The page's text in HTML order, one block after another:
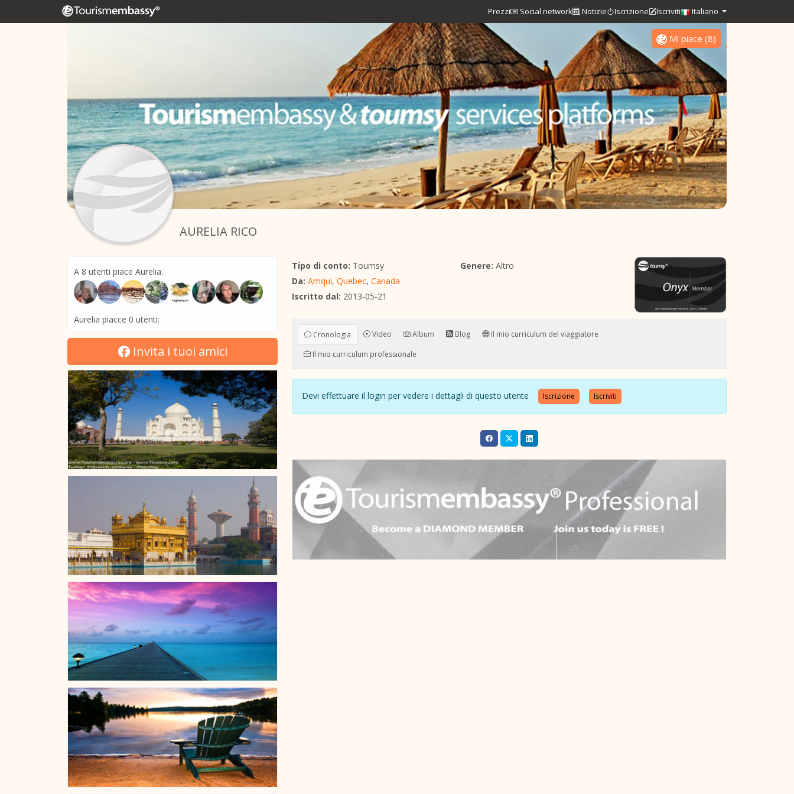
Prezzi Social network Notizie Iscrizione Iscriviti Italiano
AURELIA RICO
Mi piace (8)
A 8 utenti piace Aurelia:
Aurelia piacce 0 utenti:
Invita i tuoi amici
Tipo di conto: Toumsy
Da: Amqui, Quebec, Canada
Iscritto dal: 2013-05-21
Genere: Altro
Cronologia Video Album Blog
Il mio curriculum del viaggiatore
Il mio curriculum professionale
Devi effettuare il login per vedere i dettagli di questo utente Iscrizione Iscriviti